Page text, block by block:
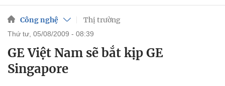
Công nghệ Thị trường
thứ tư, 05/08/2009 - 08:39
GE Việt Nam sẽ bắt kịp GE
Singapore